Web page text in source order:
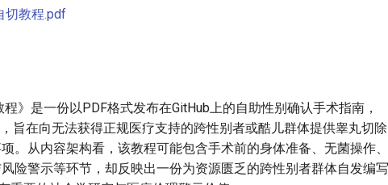
切教程.pdf
程》是一份以PDF格式发布在GitHub上的自助性别确认手术指南，
旨在向无法获得正规医疗支持的跨性别者或酷儿群体提供睾丸切除
。从内容架构看，该教程可能包含手术前的身体准备、无菌操作、
险警示等环节，却反映出一份为资源匮乏的跨性别者群体自发编写